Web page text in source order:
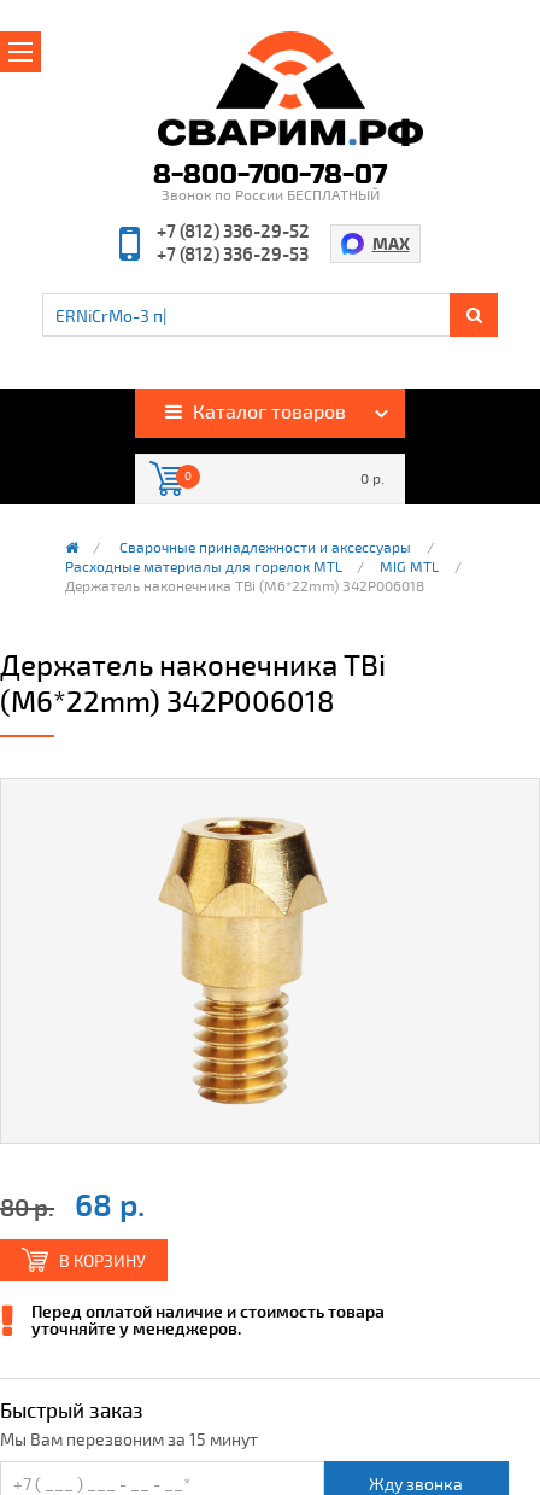
Производители
Полезная информация
Гарантия и возврат
8-800-700-78-07
Звонок по России БЕСПЛАТНЫЙ
+7 (812) 336-29-52
+7 (812) 336-29-53
MAX
Каталог товаров
0 0 р.
Сварочные принадлежности и аксессуары
Расходные материалы для горелок MTL
MIG MTL
Держатель наконечника TBi (М6*22mm) 342P006018
Держатель наконечника TBi
(М6*22mm) 342P006018
80 р. 68 р.
В КОРЗИНУ
Перед оплатой наличие и стоимость товара
уточняйте у менеджеров.
Быстрый заказ
Мы Вам перезвоним за 15 минут
Жду звонка